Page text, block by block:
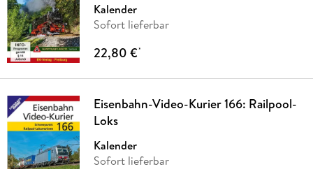
Kalender
Sofort lieferbar
22,80 €*
Eisenbahn-Video-Kurier 166: Railpool-
Loks
Kalender
Sofort lieferbar